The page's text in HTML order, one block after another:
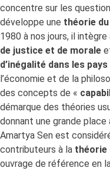
concentre sur les
développe une théorie
1980 à nos jours, il intègre
de justice et de morale
d’inégalité dans les
l’économie et de la
des concepts de «
démarque des théories
donnant une grande place
Amartya Sen est
contributeurs à la théorie
ouvrage de référence en